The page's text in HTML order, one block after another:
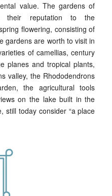
value. The gardens of
their reputation to the
flowering, consisting of
gardens are worth to visit in
of camellias, century
planes and tropical plants,
valley, the Rhododendrons
the agricultural tools
on the lake built in the
still today consider “a place